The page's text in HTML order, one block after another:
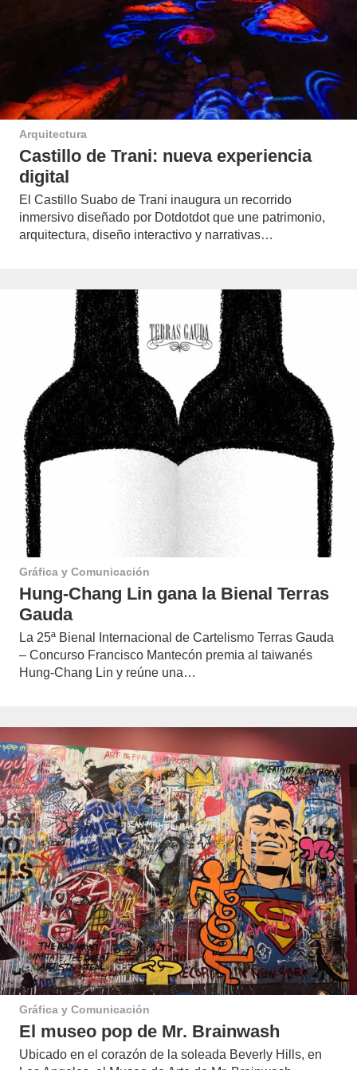
Arquitectura
Castillo de Trani: nueva experiencia
digital
El Castillo Suabo de Trani inaugura un recorrido
inmersivo diseñado por Dotdotdot que une patrimonio,
arquitectura, diseño interactivo y narrativas…
Gráfica y Comunicación
Hung-Chang Lin gana la Bienal Terras
Gauda
La 25ª Bienal Internacional de Cartelismo Terras Gauda
– Concurso Francisco Mantecón premia al taiwanés
Hung-Chang Lin y reúne una…
Gráfica y Comunicación
El museo pop de Mr. Brainwash
Ubicado en el corazón de la soleada Beverly Hills, en